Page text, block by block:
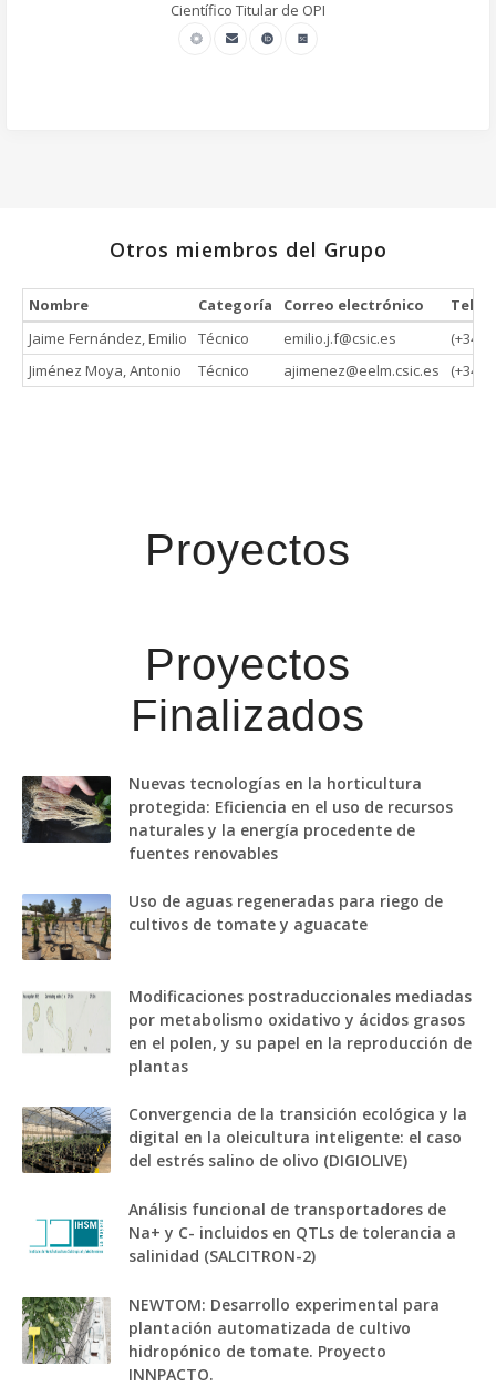
Científico Titular de OPI
Otros miembros del Grupo
Nombre Categoría Correo electrónico
Jaime Fernández, Emilio
Técnico emilio.j.f@csic.es
(+34)
Jiménez Moya, Antonio
Técnico ajimenez@eelm.csic.es (+34)
Proyectos
Proyectos
Finalizados
Nuevas tecnologías en la horticultura
protegida: Eficiencia en el uso de recursos
naturales y la energía procedente de
fuentes renovables
Uso de aguas regeneradas para riego de
cultivos de tomate y aguacate
Modificaciones postraduccionales mediadas
por metabolismo oxidativo y ácidos grasos
en el polen, y su papel en la reproducción de
plantas
Convergencia de la transición ecológica y la
digital en la oleicultura inteligente: el caso
del estrés salino de olivo (DIGIOLIVE)
Análisis funcional de transportadores de
Na+ y C- incluidos en QTLs de tolerancia a
salinidad (SALCITRON-2)
NEWTOM: Desarrollo experimental para
plantación automatizada de cultivo
hidropónico de tomate. Proyecto
INNPACTO.